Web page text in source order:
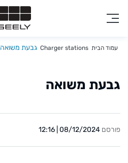
עמוד הבית Charger stations גבעת משואה
גבעת משואה
פורסם 08/12/2024 | 12:16